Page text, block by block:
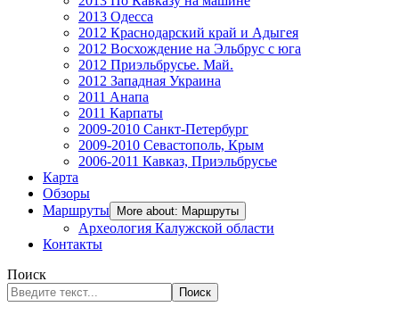
2013 Одесса
2012 Краснодарский край и Адыгея
2012 Восхождение на Эльбрус с юга
2012 Приэльбрусье. Май.
2012 Западная Украина
2011 Анапа
2011 Карпаты
2009-2010 Санкт-Петербург
2009-2010 Севастополь, Крым
2006-2011 Кавказ, Приэльбрусье
Карта
Обзоры
Маршруты
More about: Маршруты
Археология Калужской области
Контакты
Поиск
Поиск